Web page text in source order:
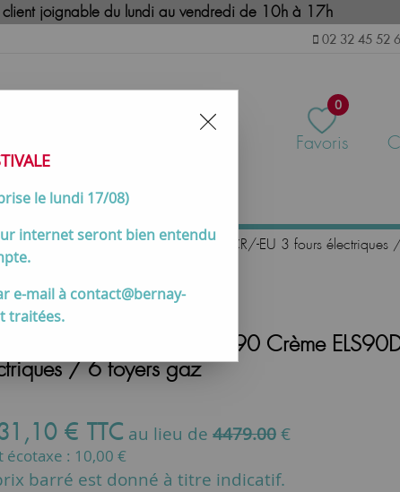
client joignable du lundi au vendredi de 10h à 17h
02 32 45 52
0
Favoris
Contactez-nous
Falcon Elise 90 Crème ELS90DFCR/-EU 3 fours
90cm Falcon Elise 90 Crème
/ 6 foyers gaz
,10 € TTC au lieu de 4479.00€
écotaxe : 10,00 €
barré est donné à titre indicatif.
le lundi 17/08)
internet seront bien entendu
e-mail à contact@bernay-
traitées.